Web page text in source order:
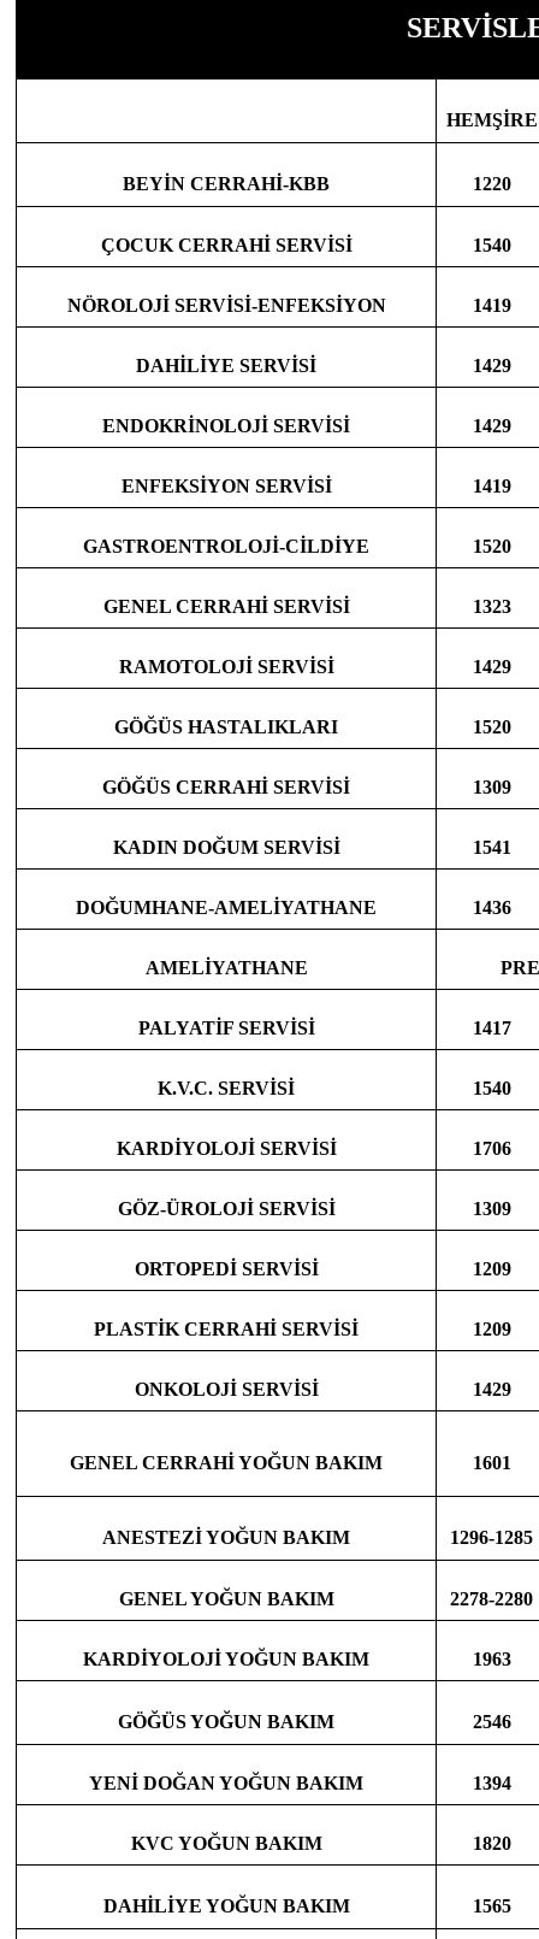
HEMŞİRE
BEYİN CERRAHİ-KBB 1220
ÇOCUK CERRAHİ SERVİSİ 1540
NÖROLOJİ SERVİSİ-ENFEKSİYON 1419
DAHİLİYE SERVİSİ 1429
ENDOKRİNOLOJİ SERVİSİ 1429
ENFEKSİYON SERVİSİ 1419
GASTROENTROLOJİ-CİLDİYE 1520
GENEL CERRAHİ SERVİSİ 1323
RAMOTOLOJİ SERVİSİ 1429
GÖĞÜS HASTALIKLARI 1520
GÖĞÜS CERRAHİ SERVİSİ 1309
KADIN DOĞUM SERVİSİ 1541
DOĞUMHANE-AMELİYATHANE 1436
AMELİYATHANE
PALYATİF SERVİSİ 1417
K.V.C. SERVİSİ 1540
KARDİYOLOJİ SERVİSİ 1706
GÖZ-ÜROLOJİ SERVİSİ 1309
ORTOPEDİ SERVİSİ 1209
PLASTİK CERRAHİ SERVİSİ 1209
ONKOLOJİ SERVİSİ 1429
GENEL CERRAHİ YOĞUN BAKIM 1601
ANESTEZİ YOĞUN BAKIM 1296-1285
GENEL YOĞUN BAKIM 2278-2280
KARDİYOLOJİ YOĞUN BAKIM 1963
GÖĞÜS YOĞUN BAKIM 2546
YENİ DOĞAN YOĞUN BAKIM 1394
KVC YOĞUN BAKIM 1820
DAHİLİYE YOĞUN BAKIM 1565